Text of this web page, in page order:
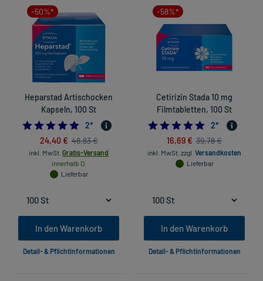
-50%*
Heparstad Artischocken
Kapseln, 100 St
5.0
2*
24,40 € 48,83 €
inkl. MwSt. Gratis-Versand
innerhalb D.
Lieferbar
In den Warenkorb
Detail- & Pflichtinformationen
-58%*
Cetirizin Stada 10 mg
Filmtabletten, 100 St
5.0
2*
16,69 € 39,78 €
inkl. MwSt. zzgl. Versandkosten
Lieferbar
In den Warenkorb
Detail- & Pflichtinformationen